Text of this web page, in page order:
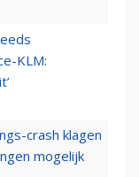
KLM:
crash klagen
mogelijk